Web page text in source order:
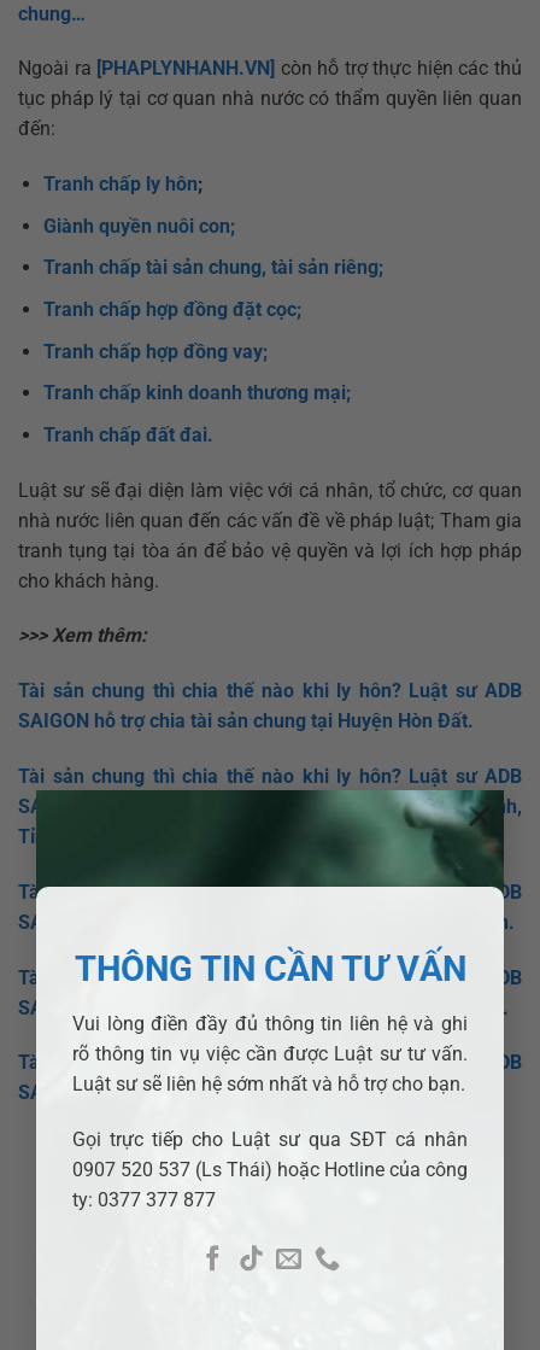
THÔNG TIN CẦN TƯ VẤN
Vui lòng điền đầy đủ thông tin liên hệ và ghi
rõ thông tin vụ việc cần được Luật sư tư vấn.
Luật sư sẽ liên hệ sớm nhất và hỗ trợ cho bạn.
Gọi trực tiếp cho Luật sư qua SĐT cá nhân
0907 520 537 (Ls Thái) hoặc Hotline của công
ty: 0377 377 877
×
chung…
Ngoài ra [PHAPLYNHANH.VN] còn hỗ trợ thực hiện các thủ
tục pháp lý tại cơ quan nhà nước có thẩm quyền liên quan
đến:
Tranh chấp ly hôn;
Giành quyền nuôi con;
Tranh chấp tài sản chung, tài sản riêng;
Tranh chấp hợp đồng đặt cọc;
Tranh chấp hợp đồng vay;
Tranh chấp kinh doanh thương mại;
Tranh chấp đất đai.
Luật sư sẽ đại diện làm việc với cá nhân, tổ chức, cơ quan
nhà nước liên quan đến các vấn đề về pháp luật; Tham gia
tranh tụng tại tòa án để bảo vệ quyền và lợi ích hợp pháp
cho khách hàng.
>>> Xem thêm:
Tài sản chung thì chia thế nào khi ly hôn? Luật sư ADB
SAIGON hỗ trợ chia tài sản chung tại Huyện Hòn Đất.
Tài sản chung thì chia thế nào khi ly hôn? Luật sư ADB
SAIGON hỗ trợ chia tài sản chung tại Huy
ện Châu Thành,
Tỉnh Kiên Giang
Tài sản chung thì chia thế nào khi ly hôn? Luật sư ADB
SAIGON hỗ trợ chia tài sản chung tại Huyện
Giang Thành.
Tài sản chung thì chia thế nào khi ly hôn? Luật sư ADB
SAIGON hỗ trợ chia tài sản chung tại Huyện Giồng
.
Tài sản chung thì chia thế nào khi ly hôn? Luật sư ADB
SAIGON hỗ trợ chia tài sản chung tại Huyện Gò Quao